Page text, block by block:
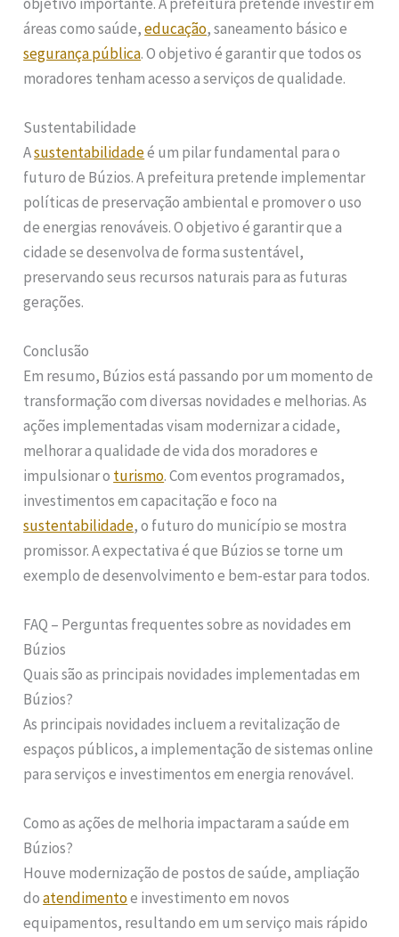
áreas como saúde,educação, saneamento básico e
segurança pública. O objetivo é garantir que todos os
moradores tenham acesso a serviços de qualidade.
Sustentabilidade
Asustentabilidadeé um pilar fundamental para o
futuro de Búzios. A prefeitura pretende implementar
políticas de preservação ambiental e promover o uso
de energias renováveis. O objetivo é garantir que a
cidade se desenvolva de forma sustentável,
preservando seus recursos naturais para as futuras
gerações.
Conclusão
Em resumo, Búzios está passando por um momento de
transformação com diversas novidades e melhorias. As
ações implementadas visam modernizar a cidade,
melhorar a qualidade de vida dos moradores e
impulsionar o turismo. Com eventos programados,
investimentos em capacitação e foco na
sustentabilidade, o futuro do município se mostra
promissor. A expectativa é que Búzios se torne um
exemplo de desenvolvimento e bem-estar para todos.
FAQ – Perguntas frequentes sobre as novidades em
Búzios
Quais são as principais novidades implementadas em
Búzios?
As principais novidades incluem a revitalização de
espaços públicos, a implementação de sistemas online
para serviços e investimentos em energia renovável.
Como as ações de melhoria impactaram a saúde em
Búzios?
Houve modernização de postos de saúde, ampliação
doatendimentoe investimento em novos
equipamentos, resultando em um serviço mais rápido